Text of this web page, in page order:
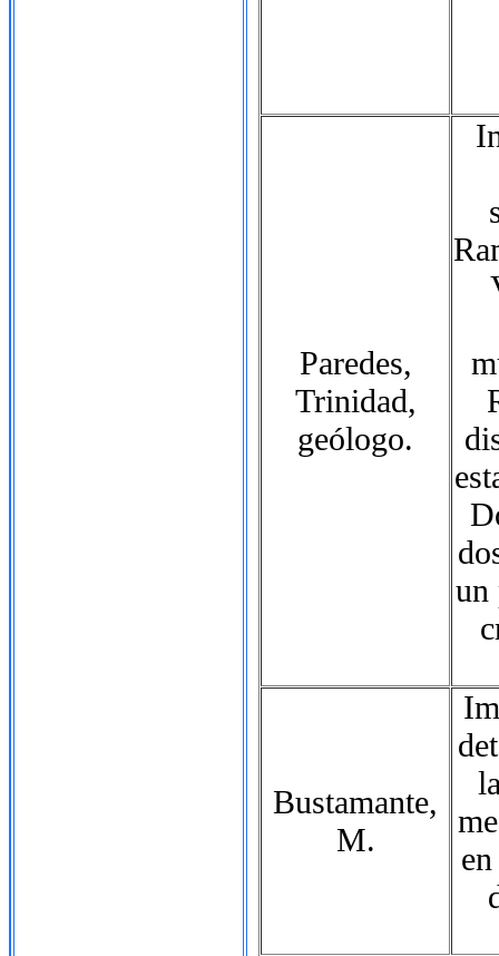
Paredes,
Trinidad,
geólogo.
un
Bustamante,
M.